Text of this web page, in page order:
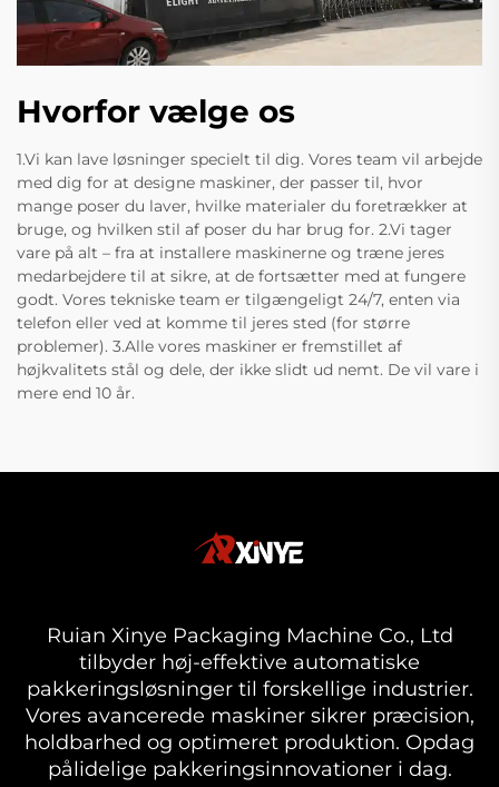
Hvorfor vælge os
1.Vi kan lave løsninger specielt til dig. Vores team vil arbejde
med dig for at designe maskiner, der passer til, hvor
mange poser du laver, hvilke materialer du foretrækker at
bruge, og hvilken stil af poser du har brug for. 2.Vi tager
vare på alt – fra at installere maskinerne og træne jeres
medarbejdere til at sikre, at de fortsætter med at fungere
godt. Vores tekniske team er tilgængeligt 24/7, enten via
telefon eller ved at komme til jeres sted (for større
problemer). 3.Alle vores maskiner er fremstillet af
højkvalitets stål og dele, der ikke slidt ud nemt. De vil vare i
mere end 10 år.
Ruian Xinye Packaging Machine Co., Ltd
tilbyder høj-effektive automatiske
pakkeringsløsninger til forskellige industrier.
Vores avancerede maskiner sikrer præcision,
holdbarhed og optimeret produktion. Opdag
pålidelige pakkeringsinnovationer i dag.